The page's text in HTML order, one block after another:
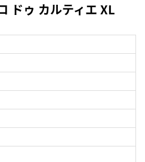
ドゥ カルティエ XL